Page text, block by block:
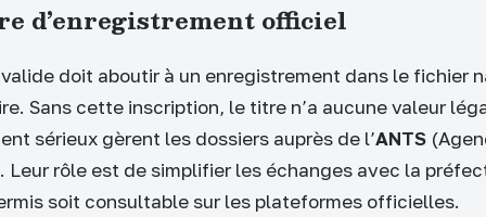
d’enregistrement officiel
doit aboutir à un enregistrement dans le fichier
Sans cette inscription, le titre n’a aucune valeur
sérieux gèrent les dossiers auprès de l’ANTS
Leur rôle est de simplifier les échanges avec la
soit consultable sur les plateformes officielles.